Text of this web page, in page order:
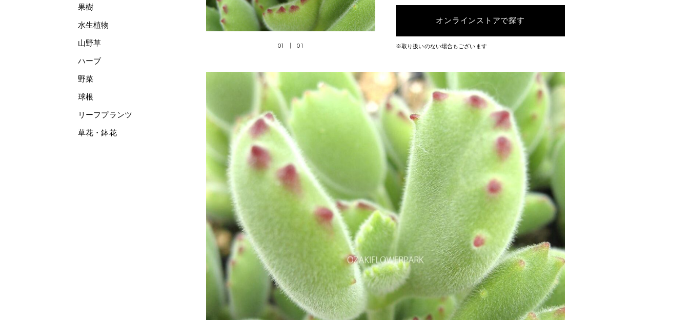
01 01
オンラインストアで探す
※取り扱いのない場合もございます
果樹
水生植物
山野草
ハーブ
野菜
球根
リーフプランツ
草花・鉢花